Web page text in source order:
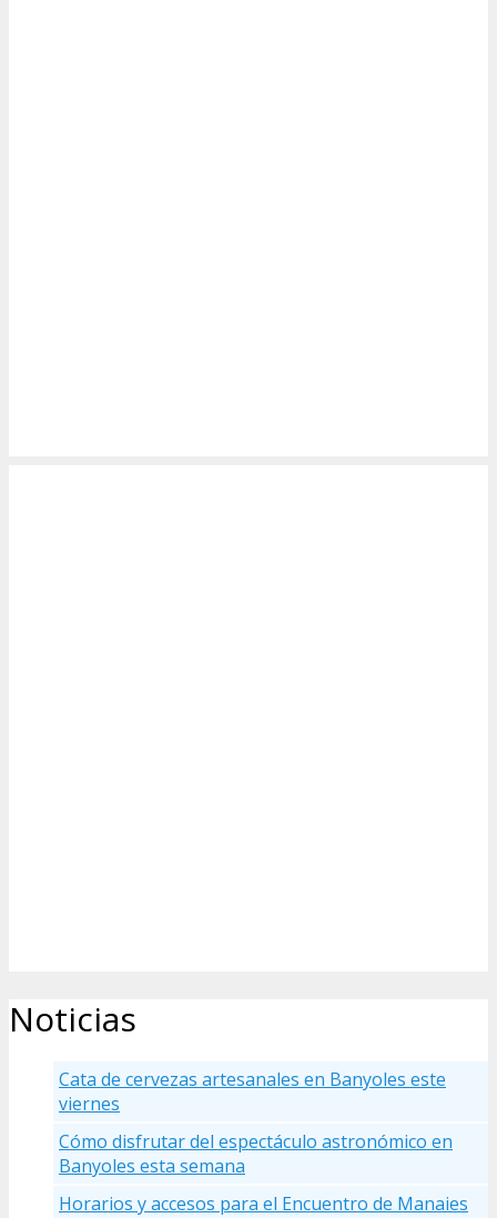
Noticias
Cata de cervezas artesanales en Banyoles este
viernes
Cómo disfrutar del espectáculo astronómico en
Banyoles esta semana
Horarios y accesos para el Encuentro de Manaies